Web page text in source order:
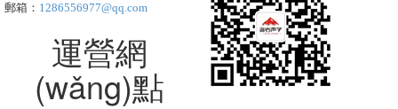
郵箱： 1286556977@qq.com
運營網
(wǎng)點